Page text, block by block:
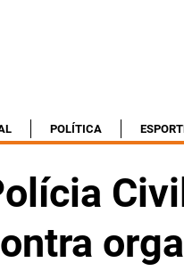
POLÍTICA